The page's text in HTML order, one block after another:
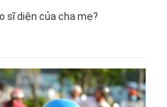
sĩ diện của cha mẹ?